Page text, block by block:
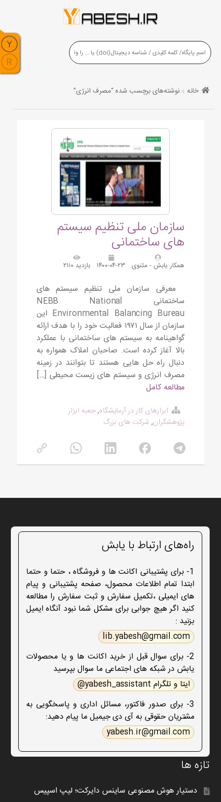
خانه نوشته‌های برچسب شده “مصرف انرژی”
سازمان ملی تنظیم سیستم
های ساختمانی
همکار یابش - مثنوی ۱۴۰۰-۰۴-۲۳ بازدید ۲۱۱۰
معرفی سازمان ملی تنظیم سیستم های
ساختمانی NEBB National
Environmental Balancing Bureau این
سازمان از سال ۱۹۷۱ فعالیت خود را با هدف ارائه
گواهینامه به سیستم های ساختمانی با عملکرد
بالا آغاز کرده است. صاحبان املاک همواره به
دنبال راه حل هایی هستند تا بتوانند در زمینه
مصرف انرژی و سیستم های زیست محیطی […]
مطالعه کامل
ابزارهای کار در آزمایشگاه,جعبه ابزار
پژوهشگران, شرکت های بزرگ
راه‌های ارتباط با یابش
1- برای پشتیبانی اکانت ها و فروشگاه ، حتما و حتما
ابتدا تمام اطلاعات محصول، صفحه پشتیبانی و پیام
های ایمیلی ،تکمیل سفارش و ثبت سفارش را مطالعه
کنید اگر هیچ جوابی برای مشکل شما نبود آنگاه ایمیل
بزنید :
lib.yabesh@gmail.com
2- برای سوال قبل از خرید اکانت ها و یا محصولات
یابش در شبکه های اجتماعی ما سوال بپرسید
ایتا و تلگرام yabesh_assistant@
3- برای صدور فاکتور، مسائل اداری و پاسخگویی به
مشتریان حقوقی به آی دی جیمیل ما پیام دهید:
yabesh.ir@gmail.com
تازه ها
دستیار هوش مصنوعی ساینس دایرکت؛ لیپ اسپیس